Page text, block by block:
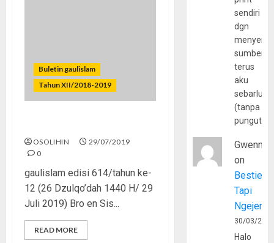
Buletin gaulislam
Tahun XII/2018-2019
OSOLIHIN
29/07/2019
0
gaulislam edisi 614/tahun ke-
12 (26 Dzulqo’dah 1440 H/ 29
Juli 2019) Bro en Sis...
READ MORE
sendiri
dgn
sumber
terus
aku
(tanpa
Gwenny
on
Bestie
Tapi
30/03/
Halo